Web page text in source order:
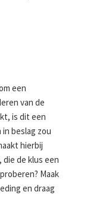
een
van de
is dit een
beslag zou
hierbij
de klus een
Maak
en draag